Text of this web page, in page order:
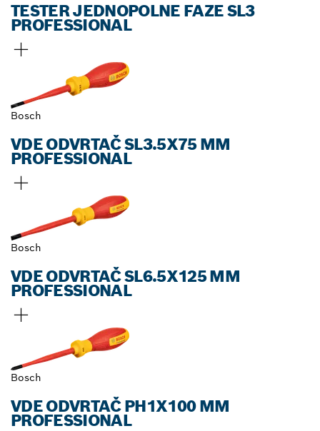
TESTER JEDNOPOLNE FAZE SL3
PROFESSIONAL
Bosch
VDE ODVRTAČ SL3.5X75 MM
PROFESSIONAL
Bosch
VDE ODVRTAČ SL6.5X125 MM
PROFESSIONAL
Bosch
VDE ODVRTAČ PH1X100 MM
PROFESSIONAL